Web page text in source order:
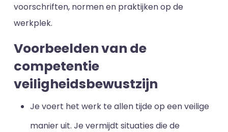
voorschriften, normen en praktijken op de
werkplek.
Voorbeelden van de
competentie
veiligheidsbewustzijn
Je voert het werk te allen tijde op een veilige
manier uit. Je vermijdt situaties die de